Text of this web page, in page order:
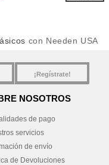
con Needen USA
¡Regístrate!
NOSOTROS
de pago
servicios
de envío
de Devoluciones